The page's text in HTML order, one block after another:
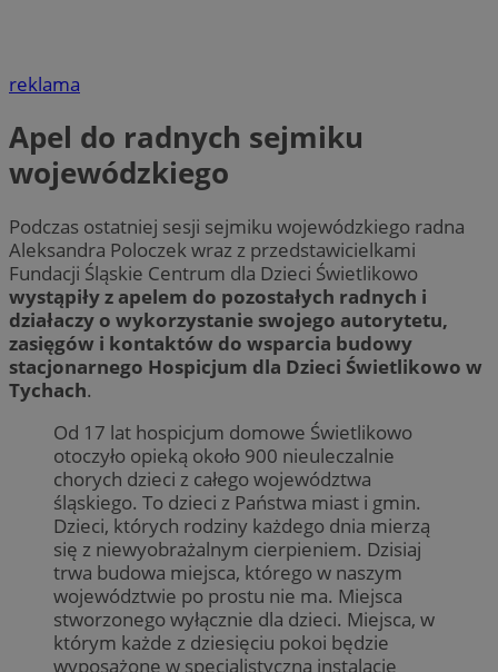
reklama
Apel do radnych sejmiku
wojewódzkiego
Podczas ostatniej sesji sejmiku wojewódzkiego radna
Aleksandra Poloczek wraz z przedstawicielkami
Fundacji Śląskie Centrum dla Dzieci Świetlikowo
wystąpiły z apelem do pozostałych radnych i
działaczy o wykorzystanie swojego autorytetu,
zasięgów i kontaktów do wsparcia budowy
stacjonarnego Hospicjum dla Dzieci Świetlikowo w
Tychach.
Od 17 lat hospicjum domowe Świetlikowo
otoczyło opieką około 900 nieuleczalnie
chorych dzieci z całego województwa
śląskiego. To dzieci z Państwa miast i gmin.
Dzieci, których rodziny każdego dnia mierzą
się z niewyobrażalnym cierpieniem. Dzisiaj
trwa budowa miejsca, którego w naszym
województwie po prostu nie ma. Miejsca
stworzonego wyłącznie dla dzieci. Miejsca, w
którym każde z dziesięciu pokoi będzie
wyposażone w specjalistyczną instalację